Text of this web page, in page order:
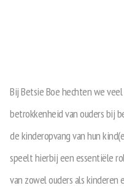
Bij Betsie Boe hechten we
betrokkenheid van ouders bij
de kinderopvang van hun
speelt hierbij een essentiële
van zowel ouders als